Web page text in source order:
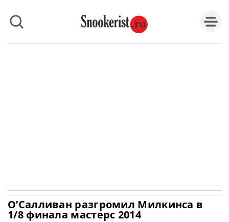
О’Салливан разгромил Милкинса в
1/8 финала мастерс 2014